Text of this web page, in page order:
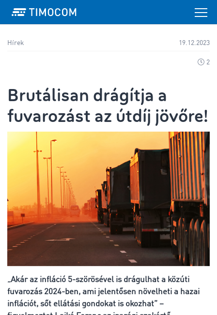
Hírek 19.12.2023
2
Brutálisan drágítja a
fuvarozást az útdíj jövőre!
„Akár az infláció 5-szörösével is drágulhat a közúti
fuvarozás 2024-ben, ami jelentősen növelheti a hazai
inflációt, sőt ellátási gondokat is okozhat” –